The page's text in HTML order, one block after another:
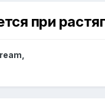
при